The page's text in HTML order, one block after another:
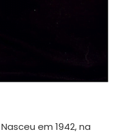
Nasceu em 1942, na